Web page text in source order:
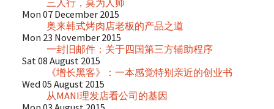
Mon 07 December 2015
奥来韩式烤肉店老板的产品之道
Mon 23 November 2015
一封旧邮件：关于四国第三方辅助程序
Sat 08 August 2015
《增长黑客》：一本感觉特别亲近的创业书
Wed 05 August 2015
从MANI理发店看公司的基因